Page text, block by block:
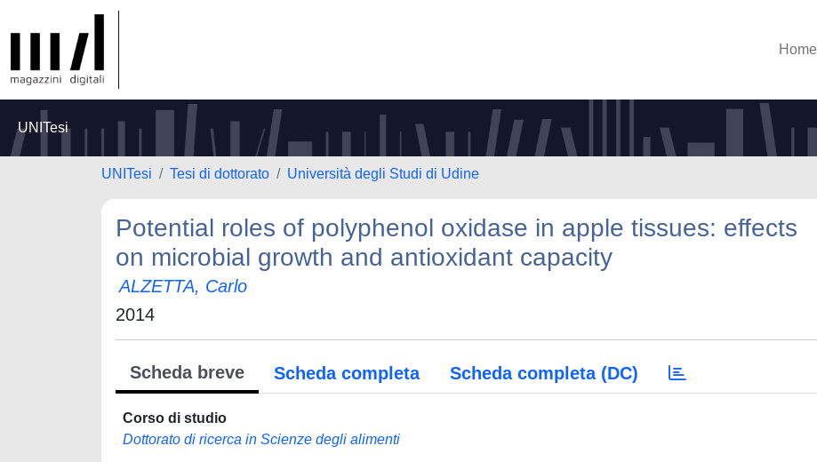
Home
UNITesi
UNITesi Tesi di dottorato Università degli Studi di Udine
Potential roles of polyphenol oxidase in apple tissues: effects
on microbial growth and antioxidant capacity
ALZETTA, Carlo
2014
Scheda breve Scheda completa Scheda completa (DC)
Corso di studio
Dottorato di ricerca in Scienze degli alimenti